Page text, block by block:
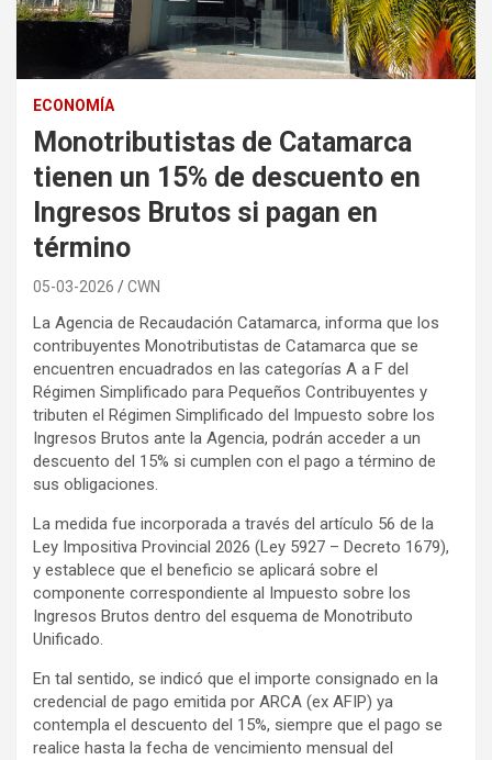
ECONOMÍA
Monotributistas de Catamarca
tienen un 15% de descuento en
Ingresos Brutos si pagan en
término
05-03-2026 CWN
La Agencia de Recaudación Catamarca, informa que los
contribuyentes Monotributistas de Catamarca que se
encuentren encuadrados en las categorías A a F del
Régimen Simplificado para Pequeños Contribuyentes y
tributen el Régimen Simplificado del Impuesto sobre los
Ingresos Brutos ante la Agencia, podrán acceder a un
descuento del 15% si cumplen con el pago a término de
sus obligaciones.
La medida fue incorporada a través del artículo 56 de la
Ley Impositiva Provincial 2026 (Ley 5927 – Decreto 1679),
y establece que el beneficio se aplicará sobre el
componente correspondiente al Impuesto sobre los
Ingresos Brutos dentro del esquema de Monotributo
Unificado.
En tal sentido, se indicó que el importe consignado en la
credencial de pago emitida por ARCA (ex AFIP) ya
contempla el descuento del 15%, siempre que el pago se
realice hasta la fecha de vencimiento mensual del